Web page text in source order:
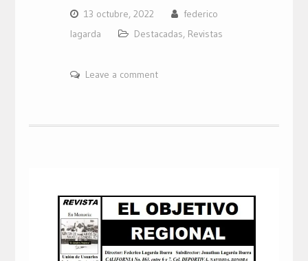
13 octubre, 2022
federico
lagarda
Destacadas, Revistas
Leave a comment